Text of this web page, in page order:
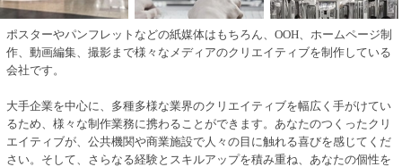
ポスターやパンフレットなどの紙媒体はもちろん、OOH、ホームページ制
作、動画編集、撮影まで様々なメディアのクリエイティブを制作している
会社です。
大手企業を中心に、多種多様な業界のクリエイティブを幅広く手がけてい
るため、様々な制作業務に携わることができます。あなたのつくったクリ
エイティブが、公共機関や商業施設で人々の目に触れる喜びを感じてくだ
さい。そして、さらなる経験とスキルアップを積み重ね、あなたの個性を